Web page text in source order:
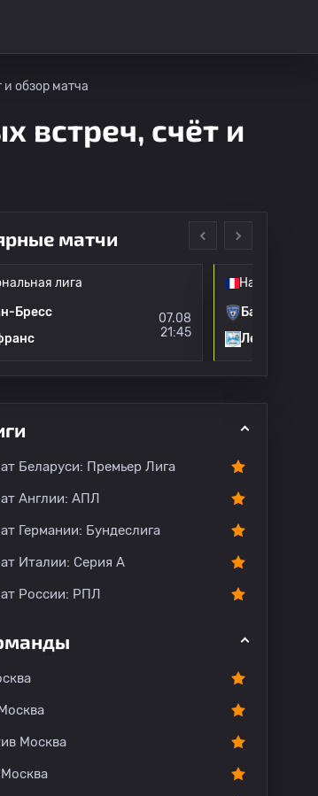
обзор матча
встреч, счёт и
Комментарии
матчи
лига
Бресс
07.08
21:45
Бастия
Ле-Пюи Фут
Беларуси: Премьер Лига
Англии: АПЛ
Германии: Бундеслига
Италии: Серия А
России: РПЛ
Москва